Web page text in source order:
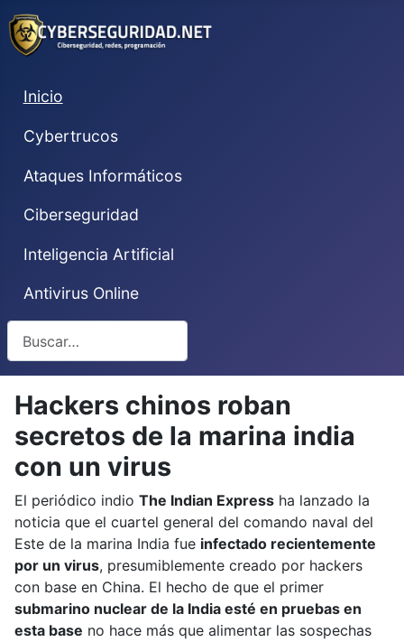
Inicio
Cybertrucos
Ataques Informáticos
Ciberseguridad
Inteligencia Artificial
Antivirus Online
Hackers chinos roban
secretos de la marina india
con un virus
El periódico indio The Indian Express ha lanzado la
noticia que el cuartel general del comando naval del
Este de la marina India fue infectado recientemente
por un virus, presumiblemente creado por hackers
con base en China. El hecho de que el primer
submarino nuclear de la India esté en pruebas en
esta base no hace más que alimentar las sospechas